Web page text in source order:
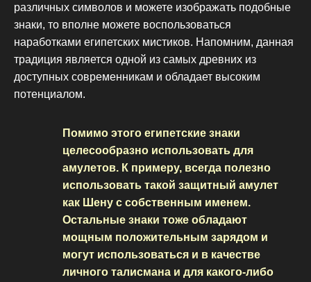
различных символов и можете изображать подобные
знаки, то вполне можете воспользоваться
наработками египетских мистиков. Напомним, данная
традиция является одной из самых древних из
доступных современникам и обладает высоким
потенциалом.
Помимо этого египетские знаки
целесообразно использовать для
амулетов. К примеру, всегда полезно
использовать такой защитный амулет
как Шену с собственным именем.
Остальные знаки тоже обладают
мощным положительным зарядом и
могут использоваться и в качестве
личного талисмана и для какого-либо